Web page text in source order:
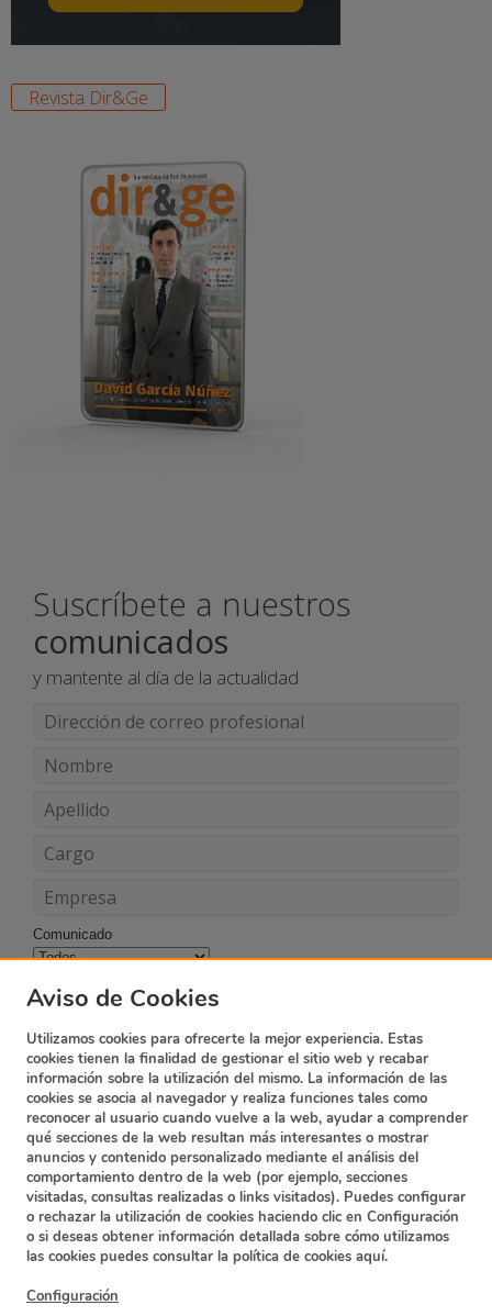
Revista Dir&Ge
Suscríbete a nuestros
comunicados
y mantente al día de la actualidad
Comunicado
Suscripción Newsletter
Contacto
Política de privacidad
Aviso de Cookies
Utilizamos cookies para ofrecerte la mejor experiencia. Estas
cookies tienen la finalidad de gestionar el sitio web y recabar
información sobre la utilización del mismo. La información de las
cookies se asocia al navegador y realiza funciones tales como
reconocer al usuario cuando vuelve a la web, ayudar a comprender
qué secciones de la web resultan más interesantes o mostrar
anuncios y contenido personalizado mediante el análisis del
comportamiento dentro de la web (por ejemplo, secciones
visitadas, consultas realizadas o links visitados). Puedes configurar
o rechazar la utilización de cookies haciendo clic en Configuración
o si deseas obtener información detallada sobre cómo utilizamos
las cookies puedes consultar la política de cookies aquí.
Configuración